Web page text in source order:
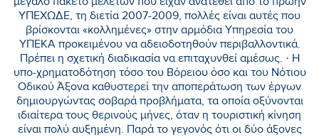
ΥΠΕΧΩΔΕ, τη διετία 2007-2009, πολλές είναι αυτές που
βρίσκονται «κολλημένες» στην αρμόδια Υπηρεσία του
ΥΠΕΚΑ προκειμένου να αδειοδοτηθούν περιβαλλοντικά.
Πρέπει η σχετική διαδικασία να επιταχυνθεί αμέσως. · Η
υπο-χρηματοδότηση τόσο του Βόρειου όσο και του Νότιου
Οδικού Άξονα καθυστερεί την αποπεράτωση των έργων
δημιουργώντας σοβαρά προβλήματα, τα οποία οξύνονται
ιδιαίτερα τους θερινούς μήνες, όταν η τουριστική κίνηση
είναι πολύ αυξημένη. Παρά το γεγονός ότι οι δύο άξονες